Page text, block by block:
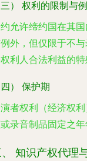
） 权利的限制与
允许缔约国在其
外，但仅限于不
利人合法利益的特
） 保护期
者权利（经济权
录音制品固定之年
知识产权代理